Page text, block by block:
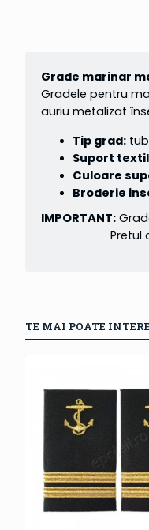
Grade marinar
Gradele pentru
auriu metalizat
Tip grad:
Suport
Culoare
Broderie
IMPORTANT:
Pretul afisat
TE MAI POATE